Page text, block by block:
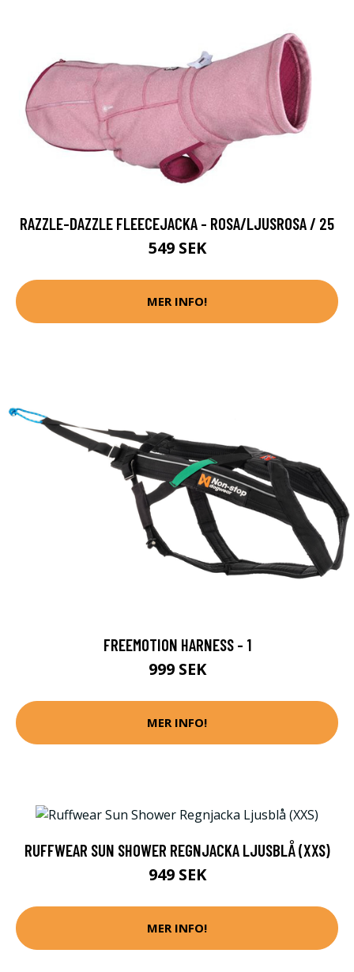
RAZZLE-DAZZLE FLEECEJACKA - ROSA/LJUSROSA / 25
549 SEK
MER INFO!
FREEMOTION HARNESS - 1
999 SEK
MER INFO!
RUFFWEAR SUN SHOWER REGNJACKA LJUSBLÅ (XXS)
949 SEK
MER INFO!